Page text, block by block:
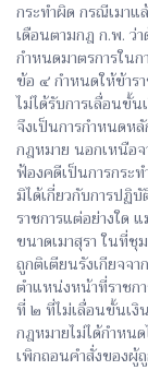
กระทำผิด กรณีเมา
เดือนตามกฎ ก.พ. ว่
กำหนดมาตรการใน
ข้อ ๔ กำหนดให้ข้าร
ไม่ได้รับการเลื่อนขั้
จึงเป็นการกำหนดห
กฎหมาย นอกเหนือ
ฟ้องคดีเป็นการกระ
มิได้เกี่ยวกับการปฏิ
ราชการแต่อย่างใด
ขนาดเมาสุรา ในที่
ถูกติเตียนรังเกียจจ
ตำแหน่งหน้าที่ราชก
ที่ ๒ ที่ไม่เลื่อนขั้นเงิ
กฎหมายไม่ได้กำหน
เพิกถอนคำสั่งของ